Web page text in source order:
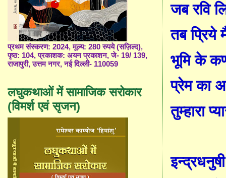
जब रवि
तब प्रिये
भूमि के
प्रेम का
तुम्हारा
प्रथम संस्करण: 2024, मूल्य: 280 रुपये (सज़िल्द),
पृष्ठ: 104, प्रकाशक: अयन प्रकाशन, जे- 19/ 139,
राजापुरी, उत्तम नगर, नई दिल्ली- 110059
लघुकथाओं में सामाजिक सरोकार
(विमर्श एवं सृजन)